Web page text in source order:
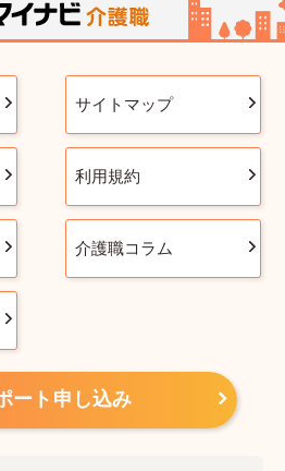
サイトマップ
利用規約
介護職コラム
ート申し込み